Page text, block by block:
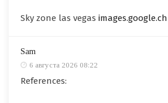
Sky zone las vegas images.google.ch
Sam
6 августа 2026 08:22
References: